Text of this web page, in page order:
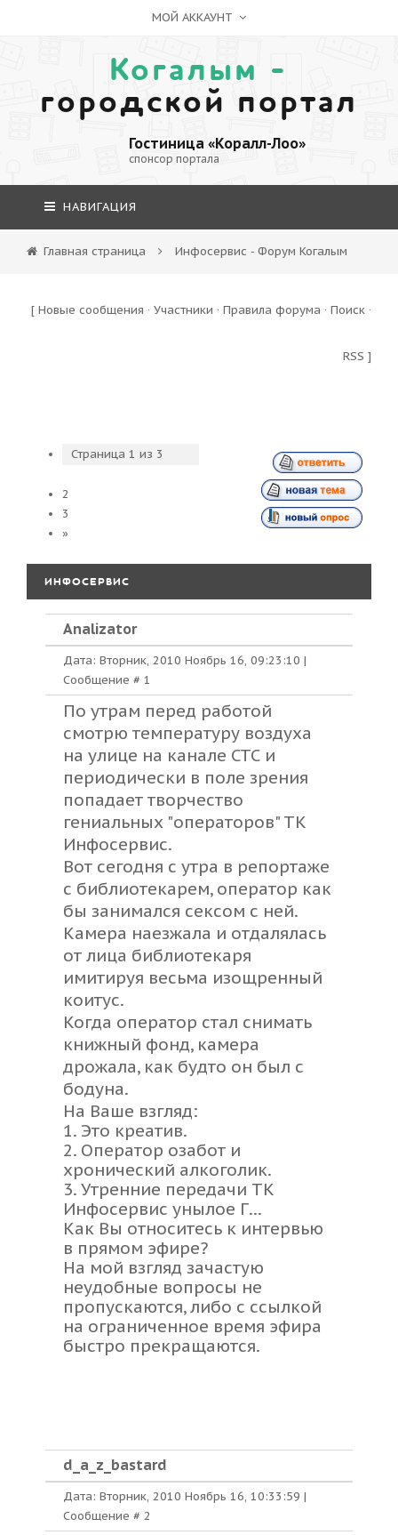
МОЙ АККАУНТ
Когалым -
городской портал
Гостиница «Коралл-Лоо»
спонсор портала
НАВИГАЦИЯ
Главная страница Инфосервис - Форум Когалым
[ Новые сообщения · Участники · Правила форума · Поиск ·
RSS ]
Страница 1 из 3
2
3
»
ИНФОСЕРВИС
Analizator
Дата: Вторник, 2010 Ноябрь 16, 09:23:10 |
Сообщение # 1
По утрам перед работой
смотрю температуру воздуха
на улице на канале СТС и
периодически в поле зрения
попадает творчество
гениальных "операторов" ТК
Инфосервис.
Вот сегодня с утра в репортаже
с библиотекарем, оператор как
бы занимался сексом с ней.
Камера наезжала и отдалялась
от лица библиотекаря
имитируя весьма изощренный
коитус.
Когда оператор стал снимать
книжный фонд, камера
дрожала, как будто он был с
бодуна.
На Ваше взгляд:
1. Это креатив.
2. Оператор озабот и
хронический алкоголик.
3. Утренние передачи ТК
Инфосервис унылое Г...
Как Вы относитесь к интервью
в прямом эфире?
На мой взгляд зачастую
неудобные вопросы не
пропускаются, либо с ссылкой
на ограниченное время эфира
быстро прекращаются.
d_a_z_bastard
Дата: Вторник, 2010 Ноябрь 16, 10:33:59 |
Сообщение # 2